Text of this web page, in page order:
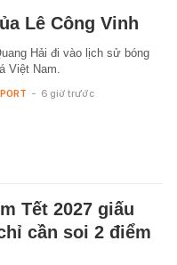
Lê Công Vinh
Hải đi vào lịch sử bóng
Việt Nam.
- 6 giờ trước
Tết 2027 giấu
cần soi 2 điểm